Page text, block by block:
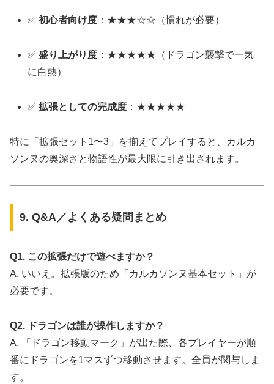
✅初心者向け度 ：★★★☆☆（慣れが必要）
✅盛り上がり度 ：★★★★★（ドラゴン襲撃で一気
に白熱）
✅拡張としての完成度 ：★★★★★
特に「拡張セット1〜3」を揃えてプレイすると、カルカ
ソンヌの奥深さと物語性が最大限に引き出されます。
9. Q&A／よくある疑問まとめ
Q1. この拡張だけで遊べますか？
A. いいえ。拡張版のため「カルカソンヌ基本セット」が
必要です。
Q2. ドラゴンは誰が操作しますか？
A. 「ドラゴン移動マーク」が出た際、各プレイヤーが順
番にドラゴンを1マスずつ移動させます。全員が関与しま
す。